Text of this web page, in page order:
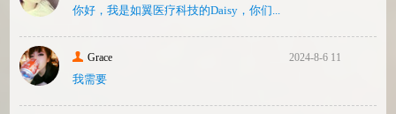
你好，我是如翼医疗科技的Daisy，你们...
Grace 2024-8-6 11:14
我需要